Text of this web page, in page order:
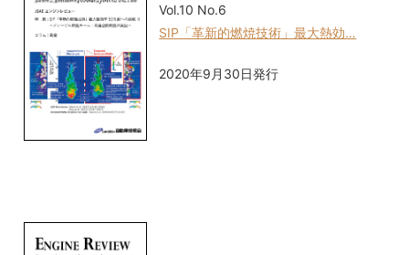
Vol.10 No.6
SIP「革新的燃焼技術」最大熱効…
2020年9月30日発行